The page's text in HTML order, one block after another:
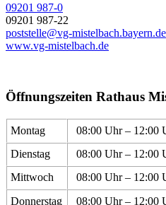
09201 987-0
09201 987-22
poststelle@vg-mistelbach.bayern.de
www.vg-mistelbach.de
Öffnungszeiten Rathaus
Montag 08:00 Uhr – 12:00
Dienstag
08:00 Uhr – 12:00
Mittwoch
08:00 Uhr – 12:00
Donnerstag
08:00 Uhr – 12:00